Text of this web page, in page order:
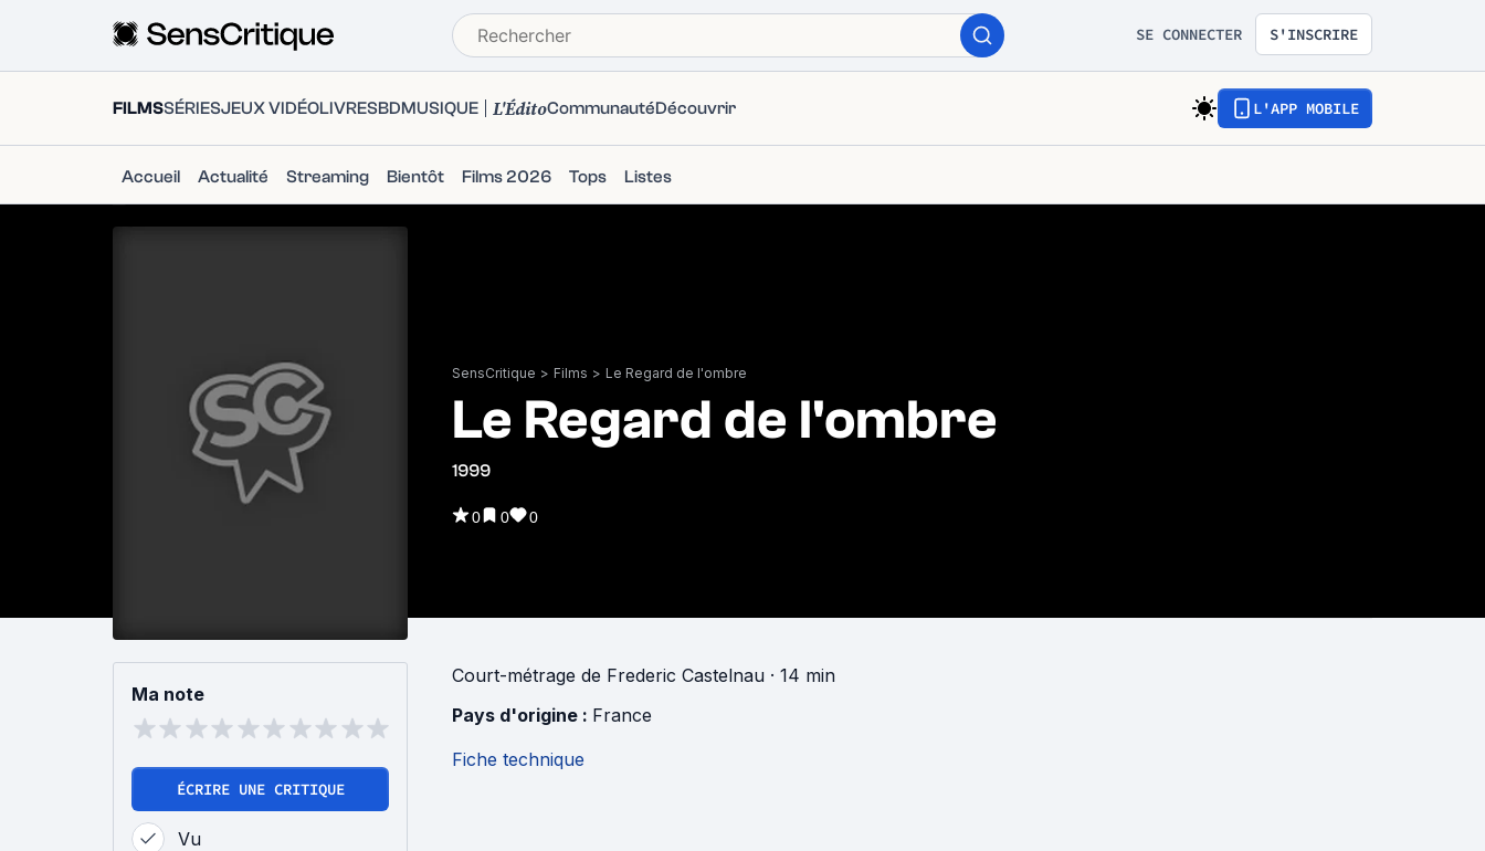
SE CONNECTER S'INSCRIRE
FILMSSÉRIESJEUX VIDÉOLIVRESBDMUSIQUE L'ÉditoCommunautéDécouvrir L'APP MOBILE
Accueil Actualité Streaming Bientôt Films 2026 Tops Listes
SensCritique > Films > Le Regard de l'ombre
Le Regard de l'ombre
1999
0 0 0
Ma note
ÉCRIRE UNE CRITIQUE
Vu
Court-métrage de Frederic Castelnau · 14 min
Pays d'origine : France
Fiche technique